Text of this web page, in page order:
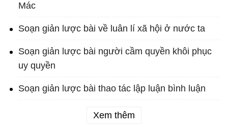
Mác
Soạn giản lược bài về luân lí xã hội ở nước ta
Soạn giản lược bài người cầm quyền khôi phục
uy quyền
Soạn giản lược bài thao tác lập luận bình luận
Xem thêm